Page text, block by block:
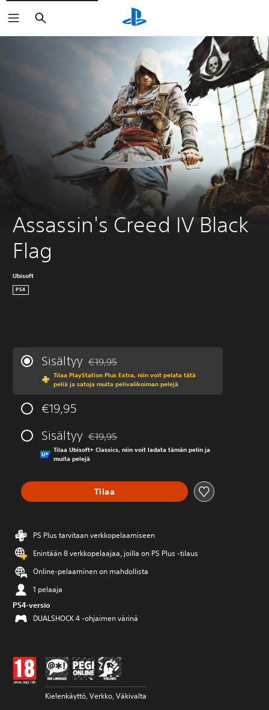
Haku
Assassin's Creed IV Black
Flag
Ubisoft
PS4
Sisältyy Alennettu alkuperäisestä hinnasta €19,95
€19,95
Tilaa PlayStation Plus Extra, niin voit pelata tätä
peliä ja satoja muita pelivalikoiman pelejä
€19,95
Sisältyy Alennettu alkuperäisestä hinnasta €19,95
€19,95
Tilaa Ubisoft+ Classics, niin voit ladata tämän pelin ja
muita pelejä
Tilaa
PS Plus tarvitaan verkkopelaamiseen
Enintään 8 verkkopelaajaa, joilla on PS Plus -tilaus
Online-pelaaminen on mahdollista
1 pelaaja
PS4-versio
DUALSHOCK 4 -ohjaimen värinä
Kielenkäyttö, Verkko, Väkivalta